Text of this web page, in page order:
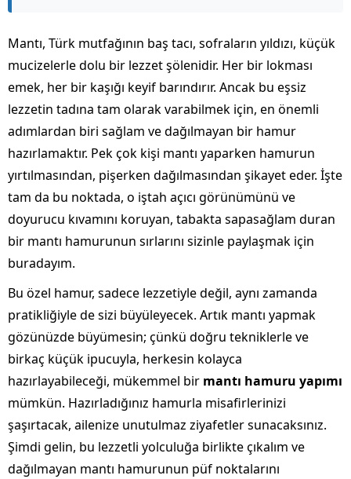
Mantı, Türk mutfağının baş tacı, sofraların yıldızı, küçük
mucizelerle dolu bir lezzet şölenidir. Her bir lokması
emek, her bir kaşığı keyif barındırır. Ancak bu eşsiz
lezzetin tadına tam olarak varabilmek için, en önemli
adımlardan biri sağlam ve dağılmayan bir hamur
hazırlamaktır. Pek çok kişi mantı yaparken hamurun
yırtılmasından, pişerken dağılmasından şikayet eder. İşte
tam da bu noktada, o iştah açıcı görünümünü ve
doyurucu kıvamını koruyan, tabakta sapasağlam duran
bir mantı hamurunun sırlarını sizinle paylaşmak için
buradayım.
Bu özel hamur, sadece lezzetiyle değil, aynı zamanda
pratikliğiyle de sizi büyüleyecek. Artık mantı yapmak
gözünüzde büyümesin; çünkü doğru tekniklerle ve
birkaç küçük ipucuyla, herkesin kolayca
hazırlayabileceği, mükemmel bir mantı hamuru yapımı
mümkün. Hazırladığınız hamurla misafirlerinizi
şaşırtacak, ailenize unutulmaz ziyafetler sunacaksınız.
Şimdi gelin, bu lezzetli yolculuğa birlikte çıkalım ve
dağılmayan mantı hamurunun püf noktalarını